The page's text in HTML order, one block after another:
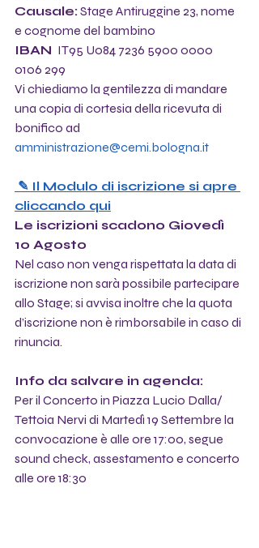
Causale: Stage Antiruggine 23, nome
e cognome del bambino
IBAN IT95 U084 7236 5900 0000
0106 299
Vi chiediamo la gentilezza di mandare
una copia di cortesia della ricevuta di
bonifico ad
amministrazione@cemi.bologna.it
cliccando qui
Le iscrizioni scadono Giovedì
10 Agosto
Nel caso non venga rispettata la data di
iscrizione non sarà possibile partecipare
allo Stage; si avvisa inoltre che la quota
d’iscrizione non è rimborsabile in caso di
rinuncia.
Info da salvare in agenda:
Per il Concerto in Piazza Lucio Dalla/
Tettoia Nervi di Martedì 19 Settembre la
convocazione è alle ore 17:00, segue
sound check, assestamento e concerto
alle ore 18:30